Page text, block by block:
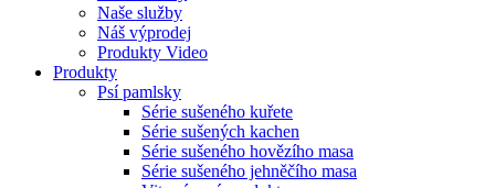
Naše služby
Náš výprodej
Produkty Video
Produkty
Psí pamlsky
Série sušeného kuřete
Série sušených kachen
Série sušeného hovězího masa
Série sušeného jehněčího masa